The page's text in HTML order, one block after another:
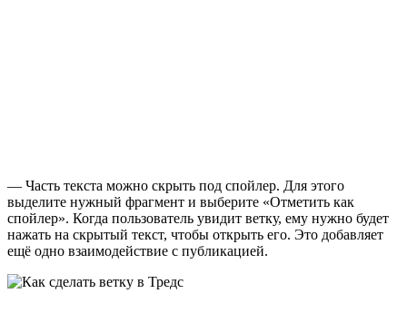
— Часть текста можно скрыть под спойлер. Для этого
выделите нужный фрагмент и выберите «Отметить как
спойлер». Когда пользователь увидит ветку, ему нужно будет
нажать на скрытый текст, чтобы открыть его. Это добавляет
ещё одно взаимодействие с публикацией.